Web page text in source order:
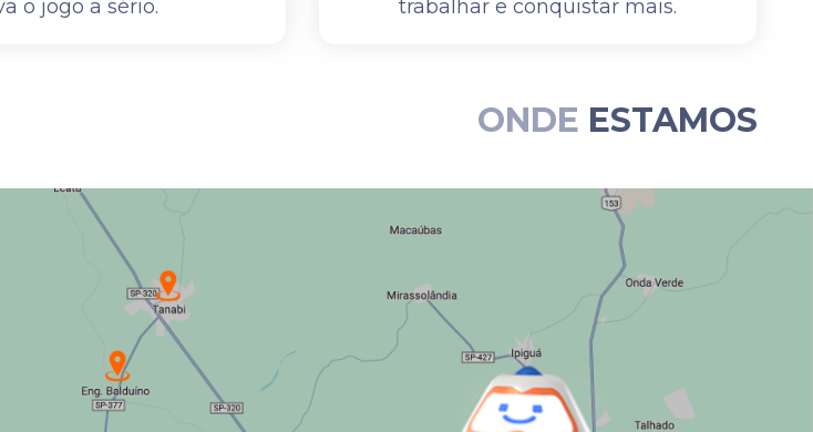
o jogo a sério.
trabalhar e conquistar mais.
ONDE ESTAMOS